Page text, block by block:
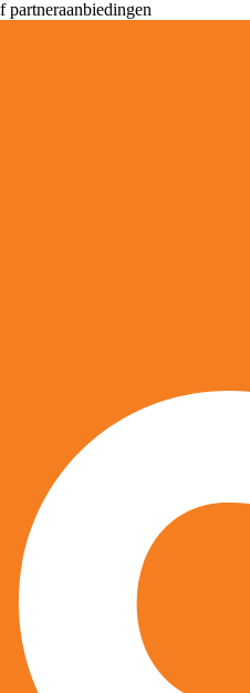
partneraanbiedingen